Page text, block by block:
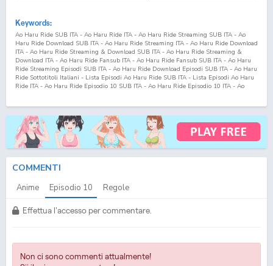
Keywords:
Ao Haru Ride SUB ITA - Ao Haru Ride ITA - Ao Haru Ride Streaming SUB ITA - Ao
Haru Ride Download SUB ITA - Ao Haru Ride Streaming ITA - Ao Haru Ride Download
ITA - Ao Haru Ride Streaming & Download SUB ITA - Ao Haru Ride Streaming &
Download ITA - Ao Haru Ride Fansub ITA - Ao Haru Ride Fansub SUB ITA - Ao Haru
Ride Streaming Episodi SUB ITA - Ao Haru Ride Download Episodi SUB ITA - Ao Haru
Ride Sottotitoli Italiani - Lista Episodi Ao Haru Ride SUB ITA - Lista Episodi Ao Haru
Ride ITA - Ao Haru Ride Episodio 10 SUB ITA - Ao Haru Ride Episodio 10 ITA - Ao
COMMENTI
Anime Episodio 10 Regole
Effettua l'accesso per commentare.
Non ci sono commenti attualmente!